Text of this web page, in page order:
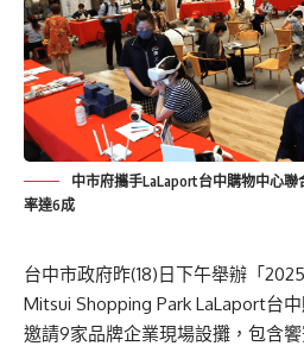
中市府攜手LaLaport台中購物中心
率達6成
台中市政府昨(18)日下午舉辦「
Mitsui Shopping Park LaLaport台
邀請9家品牌企業現場設攤，包含